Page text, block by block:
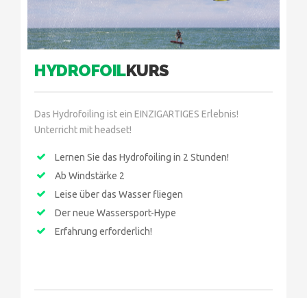
HYDROFOILKURS
Das Hydrofoiling ist ein EINZIGARTIGES Erlebnis!
Unterricht mit headset!
Lernen Sie das Hydrofoiling in 2 Stunden!
Ab Windstärke 2
Leise über das Wasser fliegen
Der neue Wassersport-Hype
Erfahrung erforderlich!